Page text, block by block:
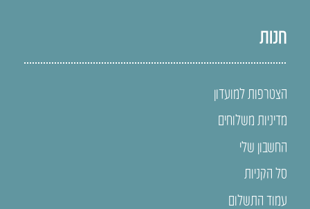
חנות
הצטרפות למועדון
מדיניות משלוחים
החשבון שלי
סל הקניות
עמוד התשלום